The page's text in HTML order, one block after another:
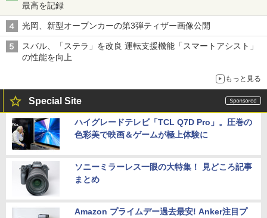
最高を記録
光岡、新型オープンカーの第3弾ティザー画像公開
スバル、「ステラ」を改良 運転支援機能「スマートアシスト」
の性能を向上
もっと見る
Special Site
ハイグレードテレビ「TCL Q7D Pro」。圧巻の
色彩美で映画＆ゲームが極上体験に
ソニーミラーレス一眼の大特集！ 見どころ記事
まとめ
Amazon プライムデー過去最安! Anker注目プ